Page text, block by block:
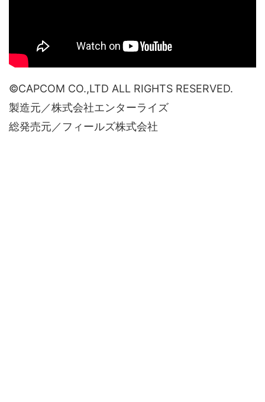
©CAPCOM CO.,LTD ALL RIGHTS RESERVED.
製造元／株式会社エンターライズ
総発売元／フィールズ株式会社